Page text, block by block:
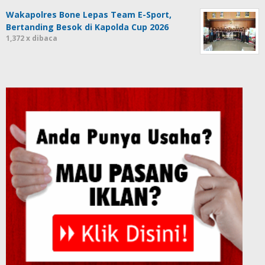
Wakapolres Bone Lepas Team E-Sport,
Bertanding Besok di Kapolda Cup 2026
1,372 x dibaca